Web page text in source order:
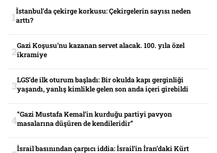
İstanbul’da çekirge korkusu: Çekirgelerin sayısı neden
arttı?
Gazi Koşusu’nu kazanan servet alacak. 100. yıla özel
ikramiye
LGS’de ilk oturum başladı: Bir okulda kapı gerginliği
yaşandı, yanlış kimlikle gelen son anda içeri girebildi
“Gazi Mustafa Kemal’in kurduğu partiyi pavyon
masalarına düşüren de kendileridir”
İsrail basınından çarpıcı iddia: İsrail’in İran’daki Kürt